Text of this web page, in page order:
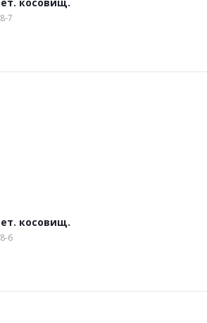
7
косовищ.
6